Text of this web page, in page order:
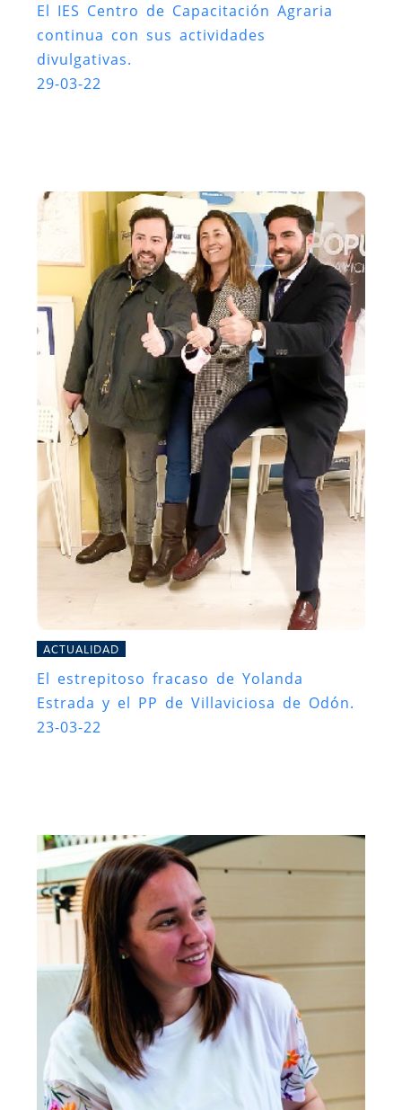
El IES Centro de Capacitación Agraria
continua con sus actividades
divulgativas.
29-03-22
ACTUALIDAD
El estrepitoso fracaso de Yolanda
Estrada y el PP de Villaviciosa de Odón.
23-03-22